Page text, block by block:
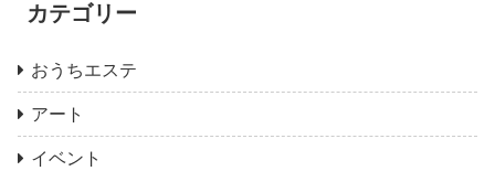
カテゴリー
おうちエステ
アート
イベント